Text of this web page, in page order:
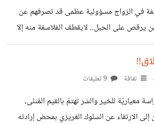
أو القصة وهو التعبير الذي أحبه أكثر من
حين نقتحم تفاصيل الحدث والعوالم الداخليه
في الزواج مسؤولية عظمى قد تصرفهم عن
يرقص على الحبل.. لايقطف الفلاسفة منه إلا
الألم وتباريح الضجر.. لذلك تجد أغلب
الأناقة و الأخلاق "إيمانويل كانط" عاش
اسبينوزا" ورسولا التشاؤم " شوبنهاور و
ثقافة
معياريّة للخير والشر تهتمّ بالقيم المُثلى،
إلى الارتقاء عن السلوك الغريزي بمحض إرادته